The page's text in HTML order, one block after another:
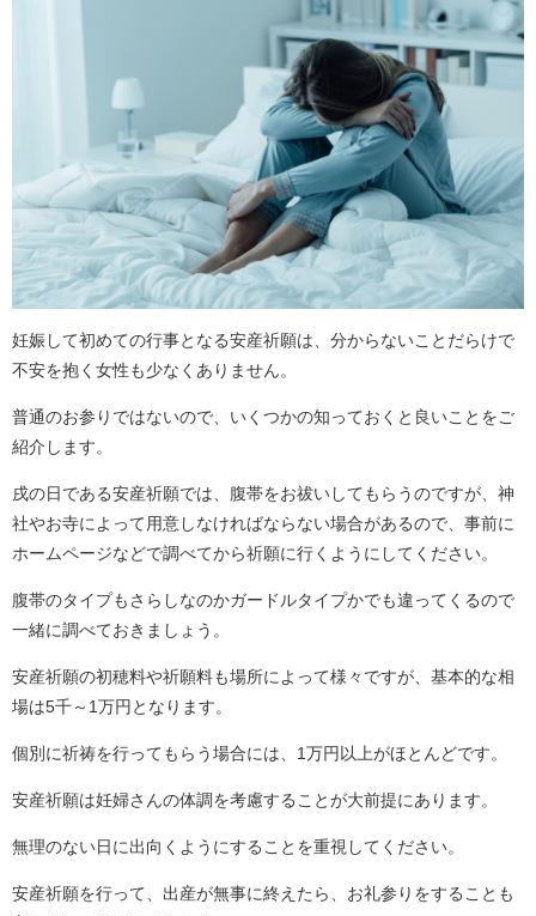
妊娠して初めての行事となる安産祈願は、分からないことだらけで
不安を抱く女性も少なくありません。
普通のお参りではないので、いくつかの知っておくと良いことをご
紹介します。
戌の日である安産祈願では、腹帯をお祓いしてもらうのですが、神
社やお寺によって用意しなければならない場合があるので、事前に
ホームページなどで調べてから祈願に行くようにしてください。
腹帯のタイプもさらしなのかガードルタイプかでも違ってくるので
一緒に調べておきましょう。
安産祈願の初穂料や祈願料も場所によって様々ですが、基本的な相
場は5千～1万円となります。
個別に祈祷を行ってもらう場合には、1万円以上がほとんどです。
安産祈願は妊婦さんの体調を考慮することが大前提にあります。
無理のない日に出向くようにすることを重視してください。
安産祈願を行って、出産が無事に終えたら、お礼参りをすることも